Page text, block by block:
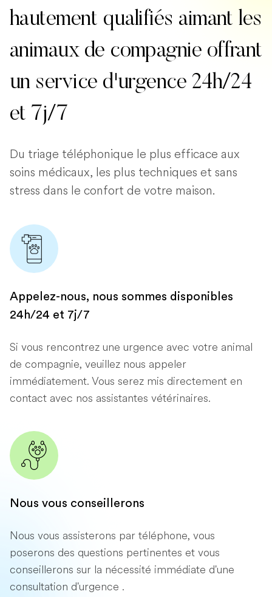
hautement qualifiés aimant les
animaux de compagnie offrant
un service d'urgence 24h/24
et 7j/7
Du triage téléphonique le plus efficace aux
soins médicaux, les plus techniques et sans
stress dans le confort de votre maison.
Appelez-nous, nous sommes disponibles
24h/24 et 7j/7
Si vous rencontrez une urgence avec votre animal
de compagnie, veuillez nous appeler
immédiatement. Vous serez mis directement en
contact avec nos assistantes vétérinaires.
Nous vous conseillerons
Nous vous assisterons par téléphone, vous
poserons des questions pertinentes et vous
conseillerons sur la nécessité immédiate d'une
consultation d'urgence .